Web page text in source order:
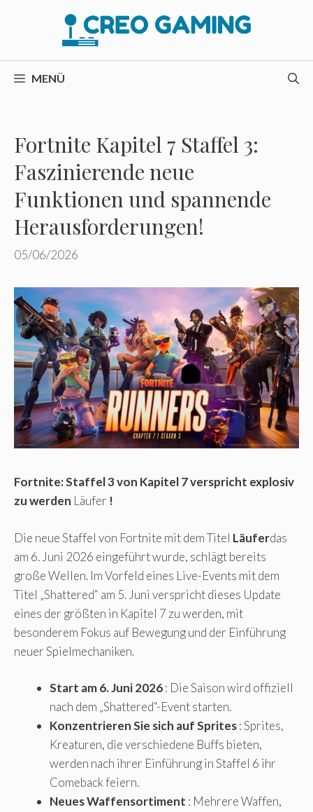
MENÜ
Fortnite Kapitel 7 Staffel 3:
Faszinierende neue
Funktionen und spannende
Herausforderungen!
05/06/2026
Fortnite: Staffel 3 von Kapitel 7 verspricht explosiv
zu werden Läufer !
Die neue Staffel von Fortnite mit dem Titel Läuferdas
am 6. Juni 2026 eingeführt wurde, schlägt bereits
große Wellen. Im Vorfeld eines Live-Events mit dem
Titel „Shattered“ am 5. Juni verspricht dieses Update
eines der größten in Kapitel 7 zu werden, mit
besonderem Fokus auf Bewegung und der Einführung
neuer Spielmechaniken.
Start am 6. Juni 2026: Die Saison wird offiziell
nach dem „Shattered“-Event starten.
Konzentrieren Sie sich auf Sprites: Sprites,
Kreaturen, die verschiedene Buffs bieten,
werden nach ihrer Einführung in Staffel 6 ihr
Comeback feiern.
Neues Waffensortiment : Mehrere Waffen,